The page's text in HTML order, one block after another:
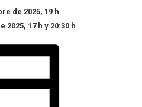
de 2025, 19 h
2025, 17 h y 20:30 h